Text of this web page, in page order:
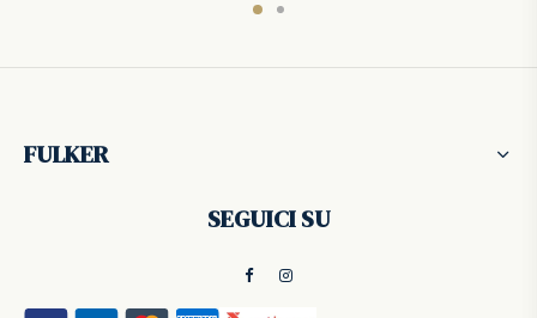
FULKER
SEGUICI SU